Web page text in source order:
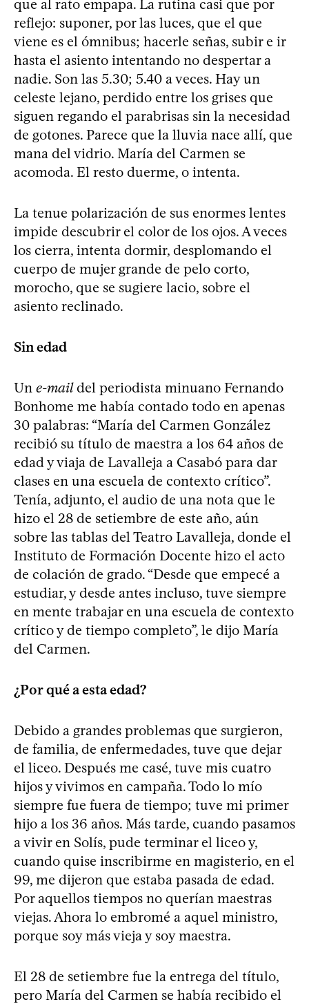
que al rato empapa. La rutina casi que por
reflejo: suponer, por las luces, que el que
viene es el ómnibus; hacerle señas, subir e ir
hasta el asiento intentando no despertar a
nadie. Son las 5.30; 5.40 a veces. Hay un
celeste lejano, perdido entre los grises que
siguen regando el parabrisas sin la necesidad
de gotones. Parece que la lluvia nace allí, que
mana del vidrio. María del Carmen se
acomoda. El resto duerme, o intenta.
La tenue polarización de sus enormes lentes
impide descubrir el color de los ojos. A veces
los cierra, intenta dormir, desplomando el
cuerpo de mujer grande de pelo corto,
morocho, que se sugiere lacio, sobre el
asiento reclinado.
Sin edad
Un e-maildel periodista minuano Fernando
Bonhome me había contado todo en apenas
30 palabras: “María del Carmen González
recibió su título de maestra a los 64 años de
edad y viaja de Lavalleja a Casabó para dar
clases en una escuela de contexto crítico”.
Tenía, adjunto, el audio de una nota que le
hizo el 28 de setiembre de este año, aún
sobre las tablas del Teatro Lavalleja, donde el
Instituto de Formación Docente hizo el acto
de colación de grado. “Desde que empecé a
estudiar, y desde antes incluso, tuve siempre
en mente trabajar en una escuela de contexto
crítico y de tiempo completo”, le dijo María
del Carmen.
¿Por qué a esta edad?
Debido a grandes problemas que surgieron,
de familia, de enfermedades, tuve que dejar
el liceo. Después me casé, tuve mis cuatro
hijos y vivimos en campaña. Todo lo mío
siempre fue fuera de tiempo; tuve mi primer
hijo a los 36 años. Más tarde, cuando pasamos
a vivir en Solís, pude terminar el liceo y,
cuando quise inscribirme en magisterio, en el
99, me dijeron que estaba pasada de edad.
Por aquellos tiempos no querían maestras
viejas. Ahora lo embromé a aquel ministro,
porque soy más vieja y soy maestra.
El 28 de setiembre fue la entrega del título,
pero María del Carmen se había recibido el